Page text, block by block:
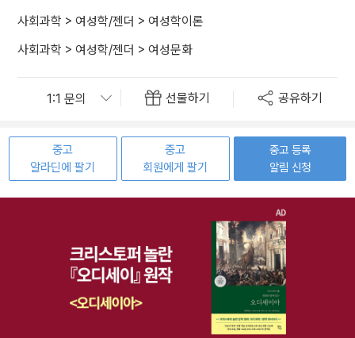
사회과학 > 여성학/젠더 > 여성학이론
사회과학 > 여성학/젠더 > 여성문화
선물하기 공유하기
중고
알라딘에 팔기
중고
회원에게 팔기
중고 등록
알림 신청